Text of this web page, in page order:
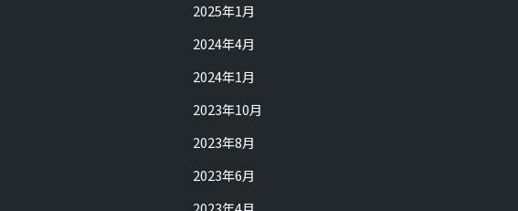
2025年1月
2024年4月
2024年1月
2023年10月
2023年8月
2023年6月